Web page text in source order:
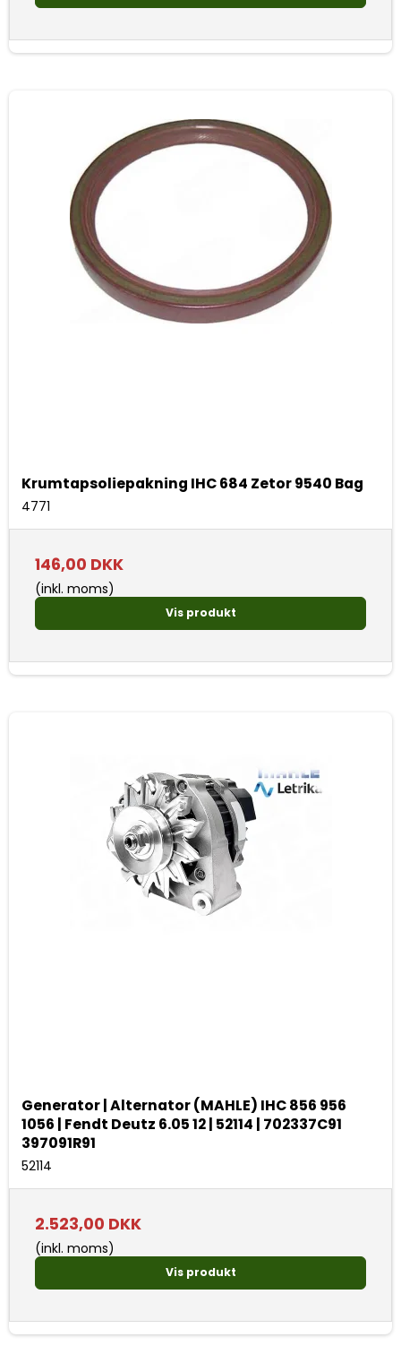
Krumtapsoliepakning IHC 684 Zetor 9540 Bag
4771
146,00 DKK
(inkl. moms)
Vis produkt
Generator | Alternator (MAHLE) IHC 856 956
1056 | Fendt Deutz 6.05 12 | 52114 | 702337C91
397091R91
52114
2.523,00 DKK
(inkl. moms)
Vis produkt